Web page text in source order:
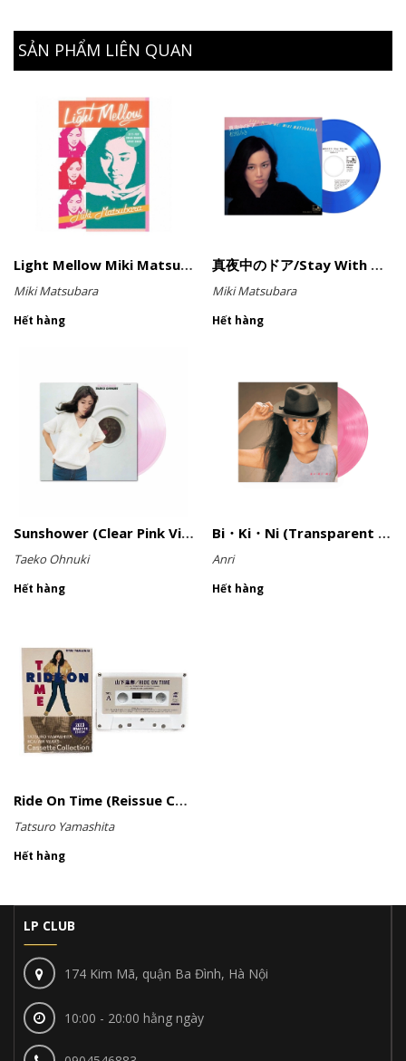
SẢN PHẨM LIÊN QUAN
Light Mellow Miki Matsubara (Cassette)
Miki Matsubara
Hết hàng
真夜中のドア/Stay With Me (Clear Blue Vinyl)
Miki Matsubara
Hết hàng
Sunshower (Clear Pink Vinyl)
Taeko Ohnuki
Hết hàng
Bi・Ki・Ni (Transparent Pink Vinyl)
Anri
Hết hàng
Ride On Time (Reissue Cassette)
Tatsuro Yamashita
Hết hàng
LP CLUB
174 Kim Mã, quận Ba Đình, Hà Nội
10:00 - 20:00 hằng ngày